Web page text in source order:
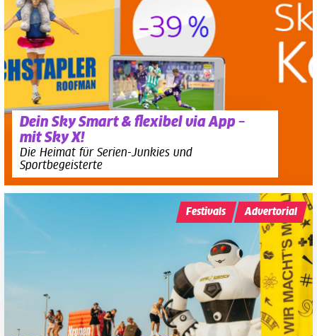
Dein Sky Smart & flexibel via App –
mit Sky X!
Die Heimat für Serien-Junkies und
Sportbegeisterte
Festivals Advertorial